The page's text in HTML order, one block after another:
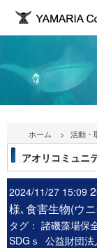
ホーム 活動・
アオリコミュニ
2024/11/27 15:09
様､食害生物(ウ
タグ： 諸磯藻場保
SDGｓ 公益財団